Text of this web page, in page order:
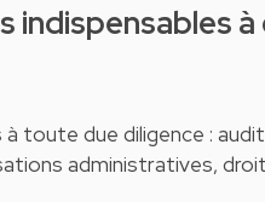
à toute due diligence :
administratives,